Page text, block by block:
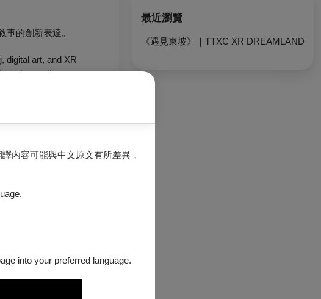
內容可能與中文原文有所差異，
into your preferred language.
的創新表達。
digital art, and XR
on innovative
最近瀏覽
《遇見東坡》｜TTXC XR DREAMLAND